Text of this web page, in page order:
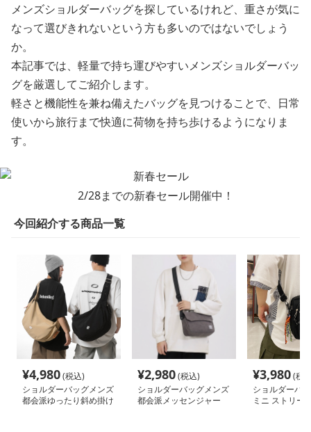
メンズショルダーバッグを探しているけれど、重さが気に
なって選びきれないという方も多いのではないでしょう
か。
本記事では、軽量で持ち運びやすいメンズショルダーバッ
グを厳選してご紹介します。
軽さと機能性を兼ね備えたバッグを見つけることで、日常
使いから旅行まで快適に荷物を持ち歩けるようになりま
す。
2/28までの新春セール開催中！
今回紹介する商品一覧
¥4,980(税込)
ショルダーバッグメンズ
都会派ゆったり斜め掛け
¥2,980(税込)
ショルダーバッグメンズ
都会派メッセンジャー
¥3,980(税
ショルダーバ
ミニ ストリー